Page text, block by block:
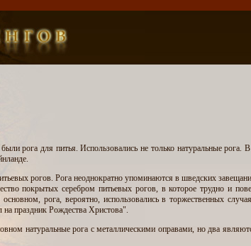
рога для питья. Использовались не только натуральные рога.
рогов. Рога неоднократно упоминаются в шведских
покрытых серебром питьевых рогов, в которое трудно и
рога, вероятно, использовались в торжественных
на праздник Рождества Христова".
натуральные рога с металлическими оправами, но два